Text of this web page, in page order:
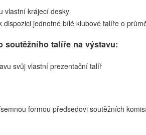
vlastní krájecí desky
dispozici jednotné bílé klubové talíře o
soutěžního talíře na výstavu:
svůj vlastní prezentační talíř
formou předsedovi soutěžních